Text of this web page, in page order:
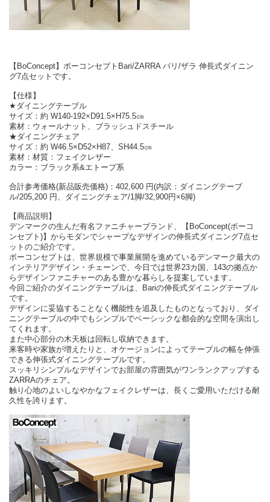
【BoConcept】ボーコンセプトBari/ZARRA バリ/ザラ 伸長式ダイニン
グ7点セットです。
【仕様】
★ダイニングテーブル
サイズ：約 W140-192×D91.5×H75.5㎝
素材：ウォールナット、ブラッシュドスチール
★ダイニングチェア
サイズ：約 W46.5×D52×H87、SH44.5㎝
素材：材質：フェイクレザー
カラー：ブラック系&エトープ系
合計参考価格(新品販売価格)：402,600 円(内訳：ダイニングテーブ
ル/205,200 円、ダイニングチェア/1脚/32,900円×6脚)
【商品説明】
デンマークの生んだ有名ファニチャーブランド、【BoConcept(ボーコ
ンセプト)】からモダンでシャープなデザインの伸長式ダイニング7点セ
ットのご紹介です。
ボーコンセプトは、世界規模で事業展開を進めているデンマーク最大の
インテリアデザイン・チェーンで、今日では世界23カ国、143の拠点か
らデザインファニチャーのある豊かな暮らしを提案しています。
今回ご紹介のダイニングテーブルは、Bariの伸長式ダイニングテーブル
です。
デザインに妥協することなく機能性を追及したものとなっており、ダイ
ニングテーブルの中でもシンプルでベーシックな都会的な空間を演出し
てくれます。
また中心部分の木天板は回転し収納できます。
来客時や家族が増えたりと、オケージョンによってテーブルの幅を伸張
できる伸張式ダイニングテーブルです。
スッキリシンプルなデザインでお部屋の雰囲気がワンランクアップする
ZARRAのチェア。
触り心地のよいしなやかなフェイクレザーは、長くご愛用いただける耐
久性を誇ります。